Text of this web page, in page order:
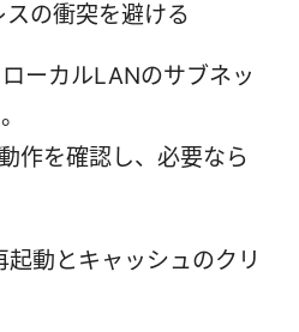
の衝突を避ける
ーカルLANのサブネッ
作を確認し、必要なら
動とキャッシュのクリ